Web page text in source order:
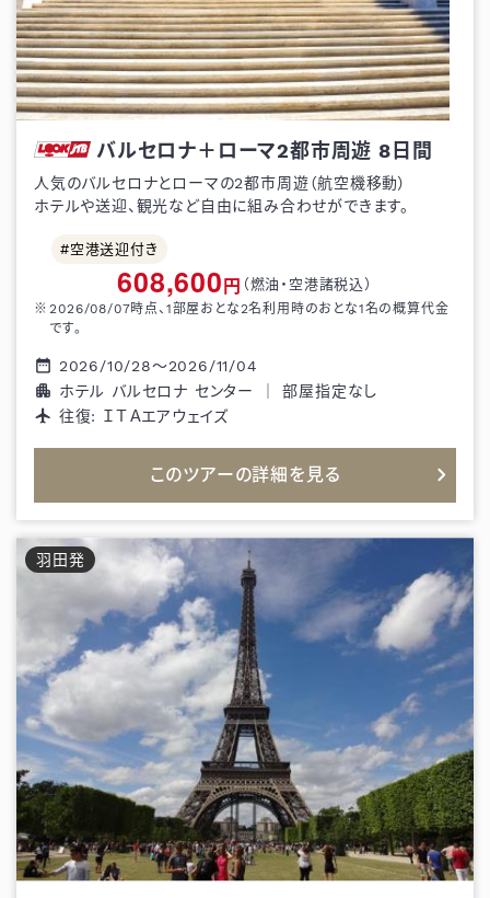
バルセロナ＋ローマ2都市周遊 8 日間
人気のバルセロナとローマの2都市周遊（航空機移動）
ホテルや送迎、観光など自由に組み合わせができます。
空港送迎付き
608,600 円 （燃油・空港諸税込）
2026/08/07時点、1部屋おとな2名利用時のおとな1名の概算代金
です。
2026/10/28～2026/11/04
ホテル バルセロナ センター
｜部屋指定なし
往復: ＩＴＡエアウェイズ
このツアーの詳細を見る
羽田発